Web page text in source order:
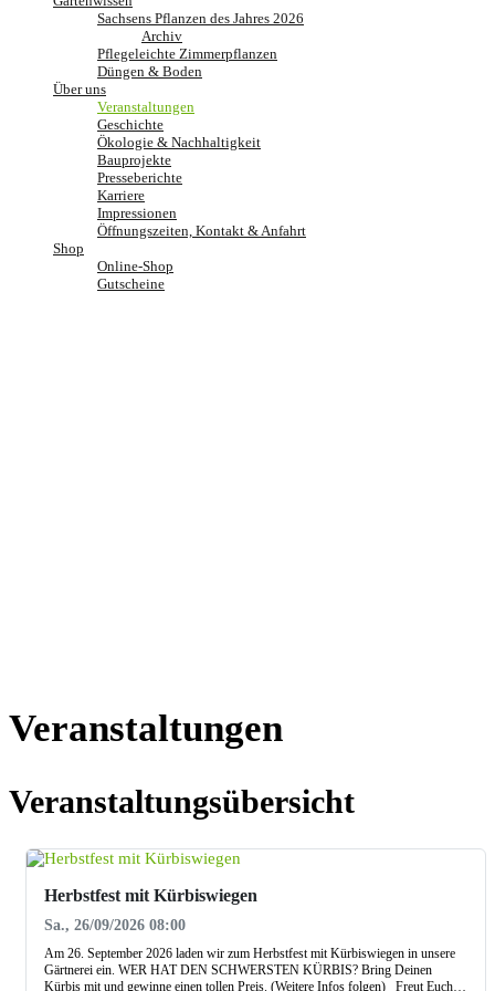
Sachsens Pflanzen des Jahres 2026
Archiv
Pflegeleichte Zimmerpflanzen
Düngen & Boden
Über uns
Veranstaltungen
Geschichte
Ökologie & Nachhaltigkeit
Bauprojekte
Presseberichte
Karriere
Impressionen
Öffnungszeiten, Kontakt & Anfahrt
Shop
Online-Shop
Gutscheine
Veranstaltungen
Veranstaltungsübersicht
Herbstfest mit Kürbiswiegen
Sa., 26/09/2026 08:00
Am 26. September 2026 laden wir zum Herbstfest mit Kürbiswiegen in unsere
Gärtnerei ein. WER HAT DEN SCHWERSTEN KÜRBIS? Bring Deinen
Kürbis mit und gewinne einen tollen Preis. (Weitere Infos folgen) Freut Euch